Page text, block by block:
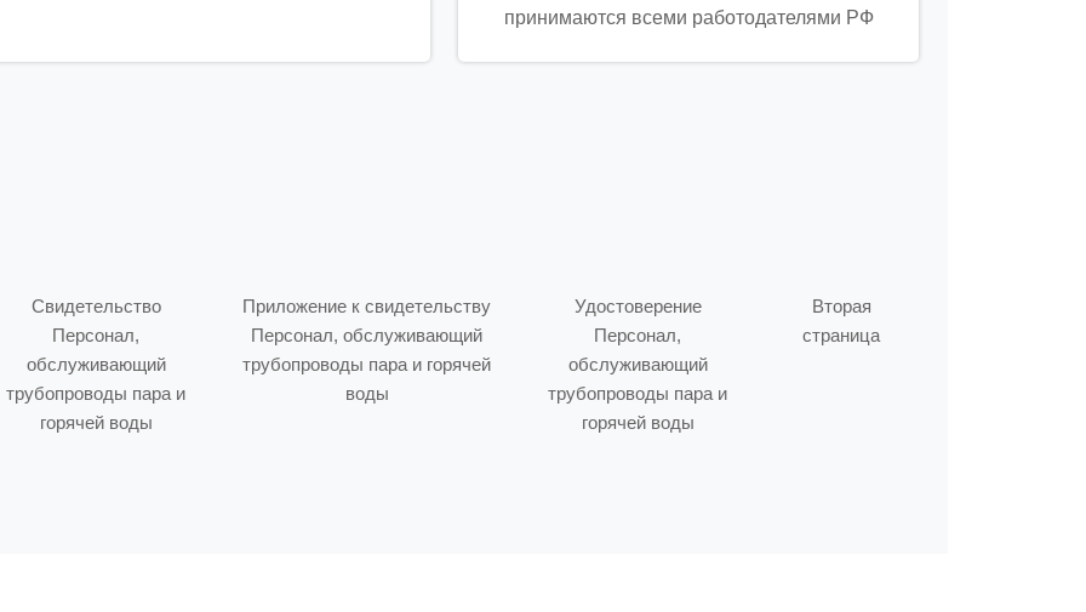
принимаются всеми работодателями РФ
Свидетельство
Персонал,
обслуживающий
трубопроводы пара и
горячей воды
Приложение к свидетельству
Персонал, обслуживающий
трубопроводы пара и горячей
воды
Удостоверение
Персонал,
обслуживающий
трубопроводы пара и
горячей воды
Вторая
страница